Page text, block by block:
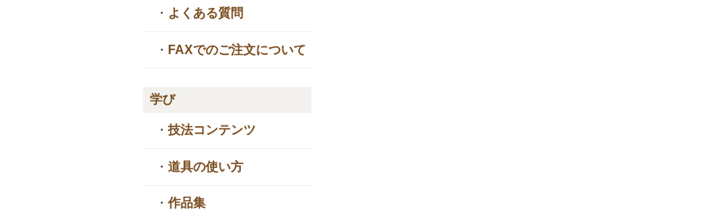
・ よくある質問
・ FAXでのご注文について
学び
・ 技法コンテンツ
・ 道具の使い方
・ 作品集